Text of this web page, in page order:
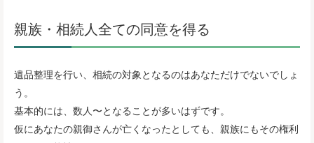
親族・相続人全ての同意を得る
遺品整理を行い、相続の対象となるのはあなただけでないでしょ
う。
基本的には、数人〜となることが多いはずです。
仮にあなたの親御さんが亡くなったとしても、親族にもその権利